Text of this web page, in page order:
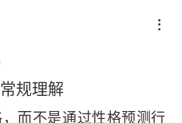
得
规理解
而不是通过性格预测行